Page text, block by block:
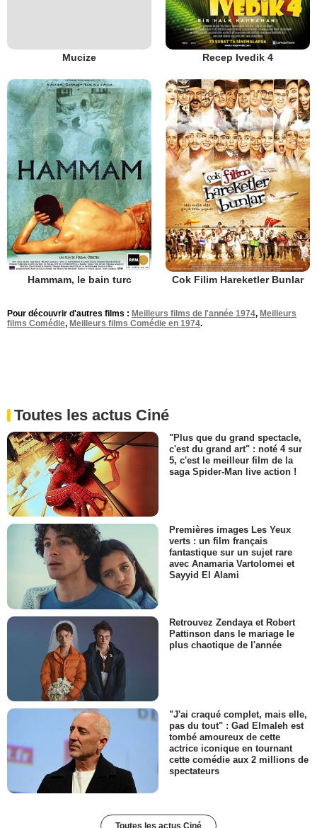
Mucize Recep Ivedik 4
Hammam, le bain turc Cok Filim Hareketler Bunlar
Pour découvrir d'autres films : Meilleurs films de l'année 1974, Meilleurs
films Comédie, Meilleurs films Comédie en 1974.
Toutes les actus Ciné
"Plus que du grand spectacle,
c'est du grand art" : noté 4 sur
5, c'est le meilleur film de la
saga Spider-Man live action !
Premières images Les Yeux
verts : un film français
fantastique sur un sujet rare
avec Anamaria Vartolomei et
Sayyid El Alami
Retrouvez Zendaya et Robert
Pattinson dans le mariage le
plus chaotique de l'année
"J'ai craqué complet, mais elle,
pas du tout" : Gad Elmaleh est
tombé amoureux de cette
actrice iconique en tournant
cette comédie aux 2 millions de
spectateurs